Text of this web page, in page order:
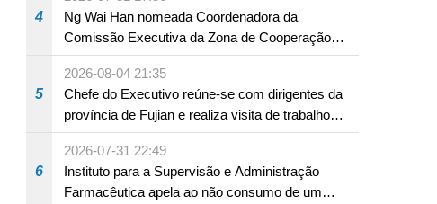
4
Ng Wai Han nomeada Coordenadora da
Comissão Executiva da Zona de Cooperação
Aprofundada entre Guangdong e Macau em
Hengqin
5
2026-08-04 21:35
Chefe do Executivo reúne-se com dirigentes da
província de Fujian e realiza visita de trabalho
em Fuzhou
6
2026-07-31 22:49
Instituto para a Supervisão e Administração
Farmacêutica apela ao não consumo de um